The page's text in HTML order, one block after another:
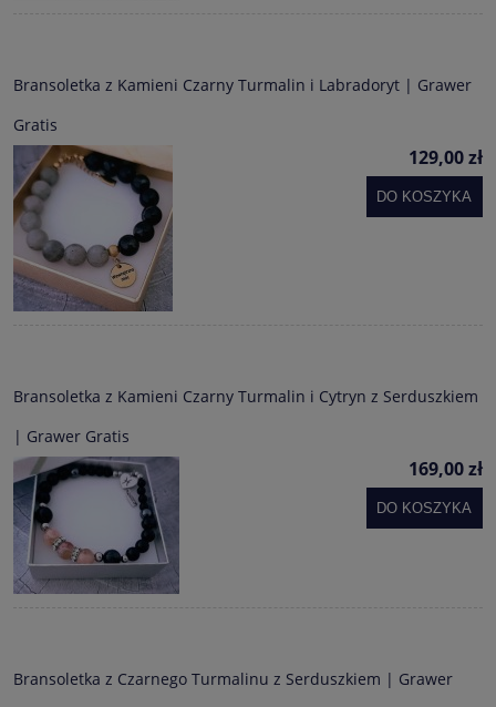
Bransoletka z Kamieni Czarny Turmalin i Labradoryt | Grawer
Gratis
129,00 zł
DO KOSZYKA
Bransoletka z Kamieni Czarny Turmalin i Cytryn z Serduszkiem
| Grawer Gratis
169,00 zł
DO KOSZYKA
Bransoletka z Czarnego Turmalinu z Serduszkiem | Grawer